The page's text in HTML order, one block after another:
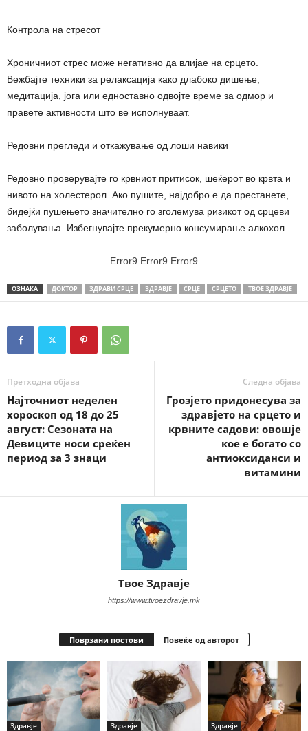
Контрола на стресот
Хроничниот стрес може негативно да влијае на срцето.
Вежбајте техники за релаксација како длабоко дишење,
медитација, јога или едноставно одвојте време за одмор и
правете активности што ве исполнуваат.
Редовни прегледи и откажување од лоши навики
Редовно проверувајте го крвниот притисок, шеќерот во крвта и
нивото на холестерол. Ако пушите, најдобро е да престанете,
бидејќи пушењето значително го зголемува ризикот од срцеви
заболувања. Избегнувајте прекумерно консумирање алкохол.
Error9 Error9 Error9
ОЗНАКА ДОКТОР ЗДРАВИ СРЦЕ ЗДРАВЈЕ СРЦЕ СРЦЕТО ТВОЕ ЗДРАВЈЕ
Претходна објава
Најточниот неделен
хороскоп од 18 до 25
август: Сезоната на
Девиците носи среќен
период за 3 знаци
Следна објава
Грозјето придонесува за
здравјето на срцето и
крвните садови: овошје
кое е богато со
антиоксиданси и
витамини
Твое Здравје
https://www.tvoezdravje.mk
Поврзани постови Повеќе од авторот
Здравје Здравје Здравје